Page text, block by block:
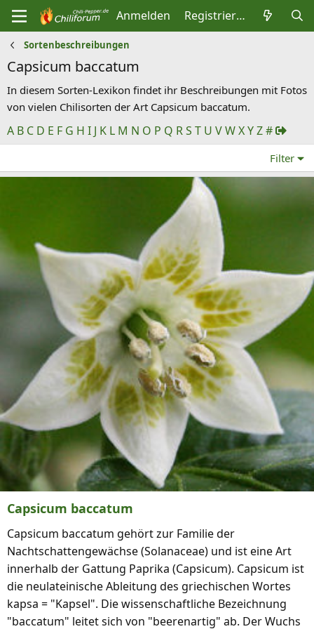
Anmelden Registrieren
Sortenbeschreibungen
Capsicum baccatum
In diesem Sorten-Lexikon findet ihr Beschreibungen mit Fotos
von vielen Chilisorten der Art Capsicum baccatum.
A B C D E F G H I J K L M N O P Q RS T U VWXYZ#
Filter
Capsicum baccatum
Capsicum baccatum gehört zur Familie der
Nachtschattengewächse (Solanaceae) und ist eine Art
innerhalb der Gattung Paprika (Capsicum). Capsicum ist
die neulateinische Ableitung des griechischen Wortes
kapsa = "Kapsel". Die wissenschaftliche Bezeichnung
"baccatum" leitet sich von "beerenartig" ab. Der Wuchs